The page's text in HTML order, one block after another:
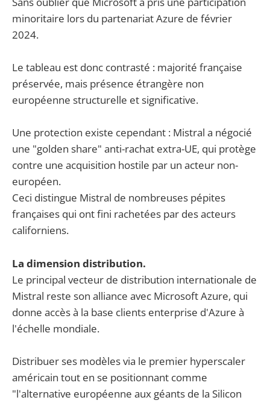
minoritaire lors du partenariat Azure de février
2024.
Le tableau est donc contrasté : majorité française
préservée, mais présence étrangère non
européenne structurelle et significative.
Une protection existe cependant : Mistral a négocié
une "golden share" anti-rachat extra-UE, qui protège
contre une acquisition hostile par un acteur non-
européen.
Ceci distingue Mistral de nombreuses pépites
françaises qui ont fini rachetées par des acteurs
californiens.
La dimension distribution.
Le principal vecteur de distribution internationale de
Mistral reste son alliance avec Microsoft Azure, qui
donne accès à la base clients enterprise d'Azure à
l'échelle mondiale.
Distribuer ses modèles via le premier hyperscaler
américain tout en se positionnant comme
"l'alternative européenne aux géants de la Silicon